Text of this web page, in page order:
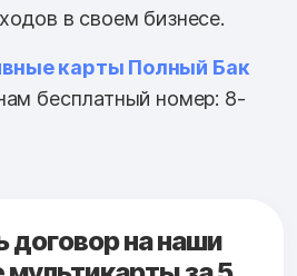
в своем бизнесе.
карты Полный Бак
бесплатный номер: 8-
на наши